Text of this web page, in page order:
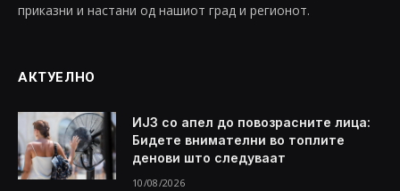
приказни и настани од нашиот град и регионот.
АКТУЕЛНО
ИЈЗ со апел до повозрасните лица:
Бидете внимателни во топлите
денови што следуваат
10/08/2026